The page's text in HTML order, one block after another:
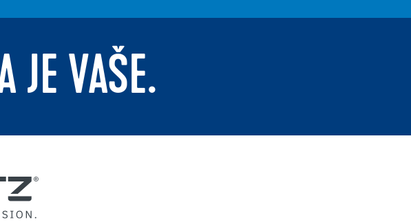
JE VAŠE.